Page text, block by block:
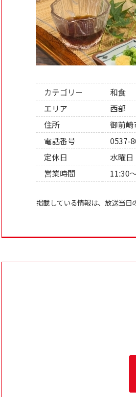
カテゴリー
和食
エリア
西部
住所
御前崎
電話番号
0537-
定休日
水曜日
営業時間
11:30
掲載している情報は、放送当日